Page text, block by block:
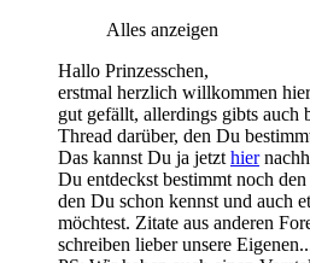
Alles anzeigen
Hallo Prinzesschen,
erstmal herzlich willkommen
gut gefällt, allerdings gibts auch
Thread darüber, den Du
Das kannst Du ja jetzt hier
Du entdeckst bestimmt noch
den Du schon kennst und auch
möchtest. Zitate aus anderen
schreiben lieber unsere